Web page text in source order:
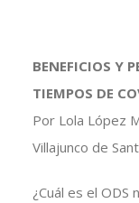
BENEFICIOS Y
TIEMPOS DE
Por Lola López
Villajunco de
¿Cuál es el